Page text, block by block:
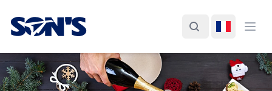
Laboratorios Química Son's
Rechercher
Changer